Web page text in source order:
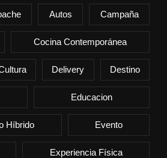
Autos Campaña
Cocina Contemporánea
Delivery Destino
Educacion
Híbrido Evento
Experiencia Física